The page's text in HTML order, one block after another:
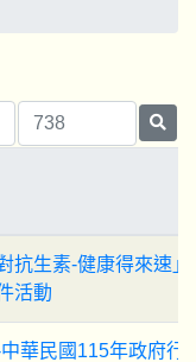
對抗生素-健康得來速」
活動
華民國115年政府行